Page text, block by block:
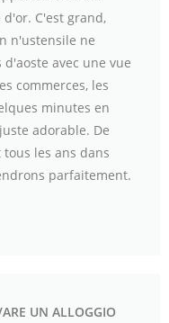
C'est grand,
n'ustensile ne
avec une vue
commerces, les
minutes en
adorable. De
les ans dans
parfaitement.
UN ALLOGGIO